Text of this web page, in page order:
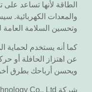
الطاقة لأنها تساعد
والمعدات الكهربائية.
وتحسين السلامة العامة
كما أنه يستخدم لحماية
عن اهتزاز الحافلة أو
ويحسن أرباحك بطرق